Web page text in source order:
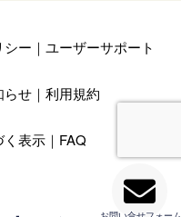
シー ユーザーサポート
らせ 利用規約
く表示 FAQ